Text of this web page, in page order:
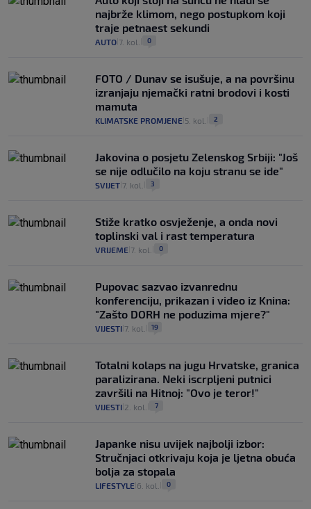
najbrže klimom, nego postupkom koji
traje petnaest sekundi
AUTO 7. kol. 0
FOTO / Dunav se isušuje, a na površinu
izranjaju njemački ratni brodovi i kosti
mamuta
KLIMATSKE PROMJENE 5. kol. 2
Jakovina o posjetu Zelenskog Srbiji: "Još
se nije odlučilo na koju stranu se ide"
SVIJET 7. kol. 3
Stiže kratko osvježenje, a onda novi
toplinski val i rast temperatura
VRIJEME 7. kol. 0
Pupovac sazvao izvanrednu
konferenciju, prikazan i video iz Knina:
"Zašto DORH ne poduzima mjere?"
VIJESTI 7. kol. 19
Totalni kolaps na jugu Hrvatske, granica
paralizirana. Neki iscrpljeni putnici
završili na Hitnoj: "Ovo je teror!"
VIJESTI 2. kol. 7
Japanke nisu uvijek najbolji izbor:
Stručnjaci otkrivaju koja je ljetna obuća
bolja za stopala
LIFESTYLE 6. kol. 0